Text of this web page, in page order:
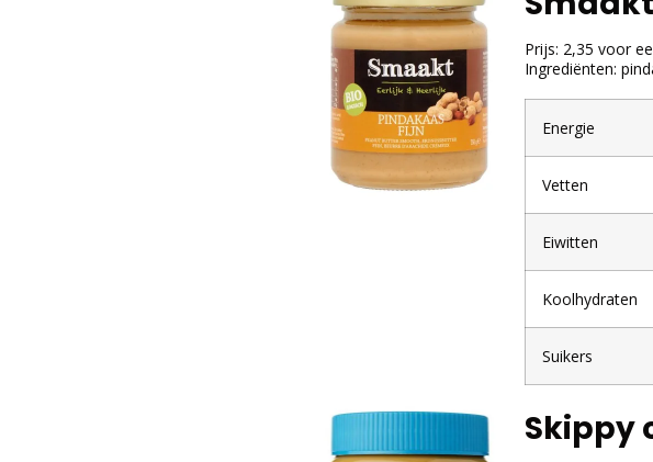
Prijs: 2,35 voor
Ingrediënten:
Energie
Vetten
Eiwitten
Koolhydraten
Suikers
Skippy